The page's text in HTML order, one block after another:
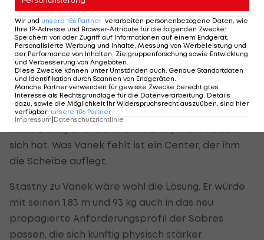
bekommen.
Stastny wäre ideal
Sind die Tage von Vanek bei den Sabres also
wirklich gezählt? Schwer vorstellbar.
Es lag nicht nur an Vanek selbst, dass seine
Torausbeute niedriger wurde, vor allem wenn man
sich hat. Was Vanek fehlt ist ein Center, der ihm
die Scheibe auflegt.
Stastny zu Vanek wäre wohl die Lösung. Er würde
mit seinen 1,83 m und 93 kg auch in das neu
propagierte Anforderungsprofil der Sabres
passen, die sich künftig physisch stärker
Wir und unsere 186 Partner verarbeiten personenbezogene Daten, wie
Ihre IP-Adresse und Browser-Attribute für die folgenden Zwecke:
Speichern von oder Zugriff auf Informationen auf einem Endgerät;
Personalisierte Werbung und Inhalte, Messung von Werbeleistung und
der Performance von Inhalten, Zielgruppenforschung sowie Entwicklung
und Verbesserung von Angeboten
Diese Zwecke können unter Umständen auch: Genaue Standortdaten
und Identifikation durch Scannen von Endgeräten
Manche Partner verwenden für gewisse Zwecke berechtigtes
Interesse als Rechtsgrundlage für die Datenverarbeitung. Details
dazu, sowie die Möglichkeit Ihr Widerspruchsrecht auszuüben, sind hier
verfügbar: unsere 186 Partner
Impressum|Datenschutzrichtlinie